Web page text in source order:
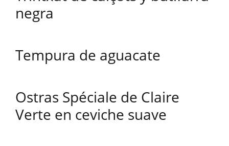
negra
Tempura de aguacate
Ostras Spéciale de Claire
Verte en ceviche suave